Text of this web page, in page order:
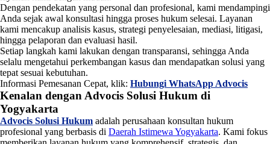
Dengan pendekatan yang personal dan profesional, kami mendampingi
Anda sejak awal konsultasi hingga proses hukum selesai. Layanan
kami mencakup analisis kasus, strategi penyelesaian, mediasi, litigasi,
hingga pelaporan dan evaluasi hasil.
Setiap langkah kami lakukan dengan transparansi, sehingga Anda
selalu mengetahui perkembangan kasus dan mendapatkan solusi yang
tepat sesuai kebutuhan.
Informasi Pemesanan Cepat, klik: Hubungi WhatsApp Advocis
Kenalan dengan Advocis Solusi Hukum di
Yogyakarta
Advocis Solusi Hukum adalah perusahaan konsultan hukum
profesional yang berbasis di Daerah Istimewa Yogyakarta. Kami fokus